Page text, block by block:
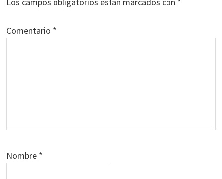
Los campos obligatorios están marcados con *
Comentario *
Nombre *